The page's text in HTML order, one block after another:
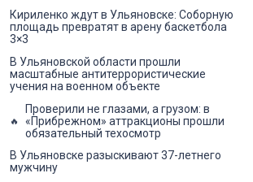
Кириленко ждут в Ульяновске: Соборную
площадь превратят в арену баскетбола
3×3
В Ульяновской области прошли
масштабные антитеррористические
учения на военном объекте
Проверили не глазами, а грузом: в
«Прибрежном» аттракционы прошли
обязательный техосмотр
В Ульяновске разыскивают 37-летнего
мужчину